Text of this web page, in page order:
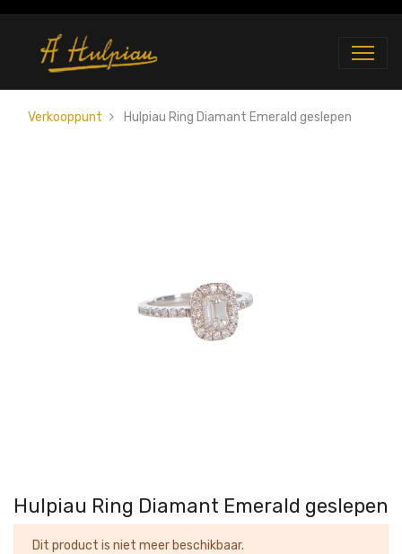
Verkooppunt Hulpiau Ring Diamant Emerald geslepen
Hulpiau Ring Diamant Emerald geslepen
Dit product is niet meer beschikbaar.